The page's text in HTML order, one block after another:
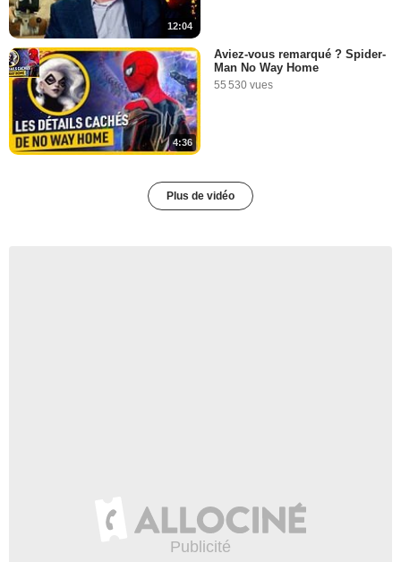
12:04
4:36
Aviez-vous remarqué ? Spider-
Man No Way Home
55 530 vues
Plus de vidéo